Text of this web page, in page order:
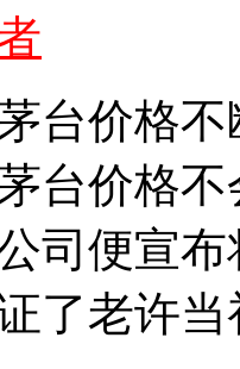
台价格
台价格
司便宣
了老许